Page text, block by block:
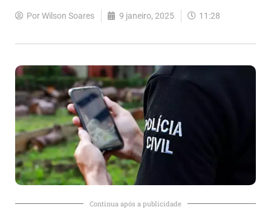
PorWilson Soares 9 janeiro, 2025 11:28
Continua após a publicidade